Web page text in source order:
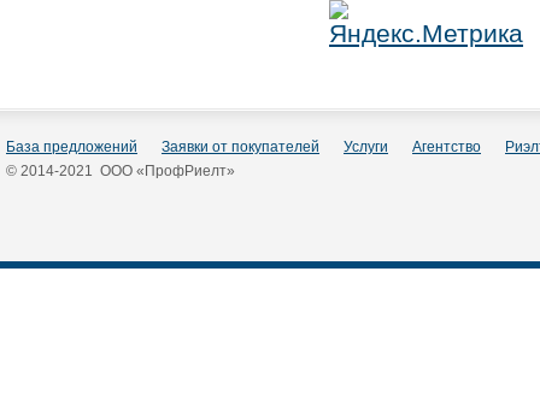
База предложений Заявки от покупателей Услуги Агентство
© 2014-2021 ООО «ПрофРиелт»